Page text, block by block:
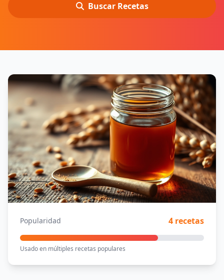
Buscar Recetas
Popularidad 4 recetas
Usado en múltiples recetas populares